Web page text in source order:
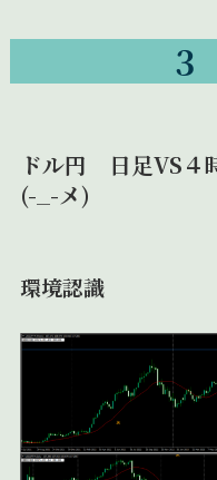
ドル円 日足VS
(-_-メ)
環境認識